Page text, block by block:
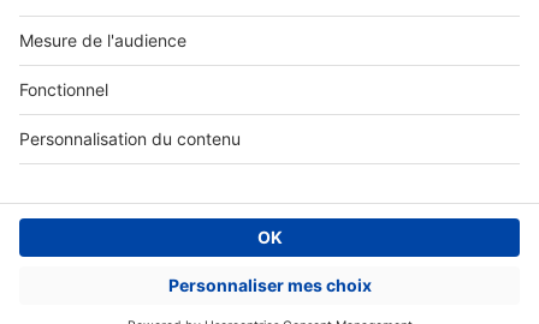
Charte éditeur
Paramétrer mes cookies
Digital Classifieds France SAS © 2024 - all rights